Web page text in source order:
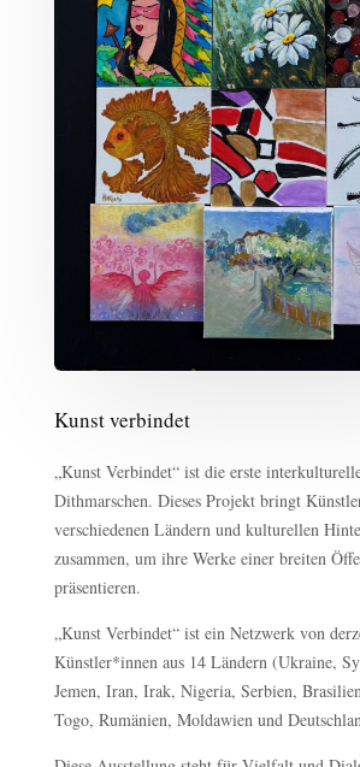
Kunst verbindet
„Kunst Verbindet“ ist die erste
Dithmarschen. Dieses Projekt bringt
verschiedenen Ländern und kulturellen
zusammen, um ihre Werke einer breiten
präsentieren.
„Kunst Verbindet“ ist ein Netzwerk von
Künstler*innen aus 14 Ländern (Ukraine,
Jemen, Iran, Irak, Nigeria, Serbien,
Togo, Rumänien, Moldawien und